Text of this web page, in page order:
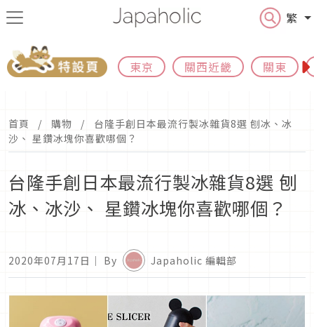
繁
東京 關西近畿 關東
首頁 購物
台隆手創日本最流行製冰雜貨8選 刨冰、冰
沙、 星鑽冰塊你喜歡哪個？
台隆手創日本最流行製冰雜貨8選 刨
冰、冰沙、 星鑽冰塊你喜歡哪個？
2020年07月17日 ｜ By Japaholic 編輯部